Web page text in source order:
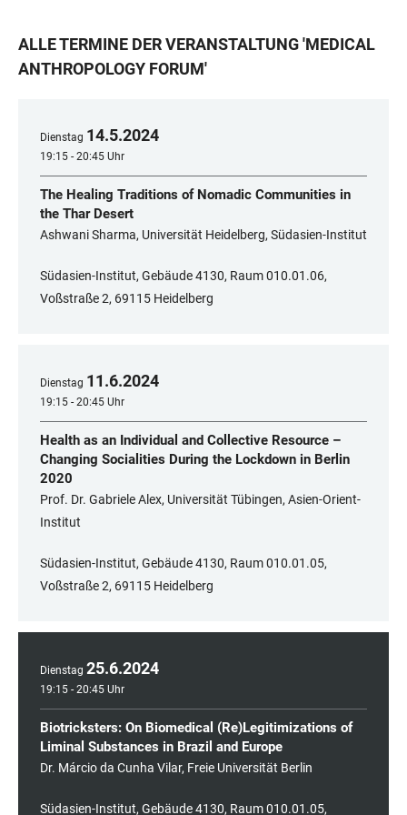
ALLE TERMINE DER VERANSTALTUNG'MEDICAL
ANTHROPOLOGY FORUM'
Dienstag 14.5.2024
19:15 - 20:45 Uhr
The Healing Traditions of Nomadic Communities in
the Thar Desert
Ashwani Sharma, Universität Heidelberg, Südasien-Institut
Südasien-Institut, Gebäude 4130, Raum 010.01.06,
Voßstraße 2, 69115 Heidelberg
Dienstag 11.6.2024
19:15 - 20:45 Uhr
Health as an Individual and Collective Resource –
Changing Socialities During the Lockdown in Berlin
2020
Prof. Dr. Gabriele Alex, Universität Tübingen, Asien-Orient-
Institut
Südasien-Institut, Gebäude 4130, Raum 010.01.05,
Voßstraße 2, 69115 Heidelberg
Dienstag 25.6.2024
19:15 - 20:45 Uhr
Biotricksters: On Biomedical (Re)Legitimizations of
Liminal Substances in Brazil and Europe
Dr. Márcio da Cunha Vilar, Freie Universität Berlin
Südasien-Institut, Gebäude 4130, Raum 010.01.05,